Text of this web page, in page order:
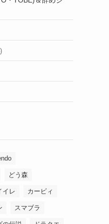
どう森
イレ カービィ
スマブラ